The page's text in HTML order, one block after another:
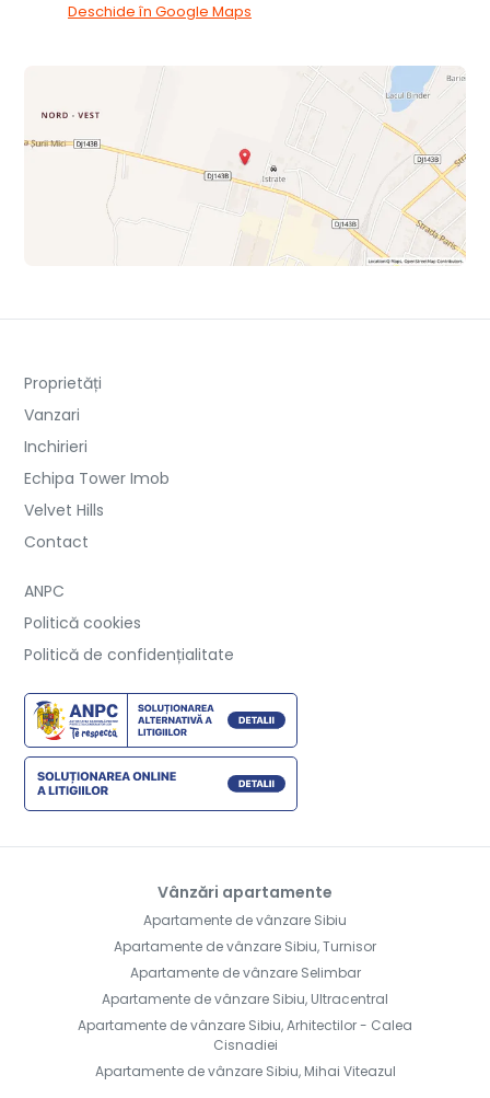
Deschide în Google Maps
Proprietăți
Vanzari
Inchirieri
Echipa Tower Imob
Velvet Hills
Contact
ANPC
Politică cookies
Politică de confidențialitate
Vânzări apartamente
Apartamente de vânzare Sibiu
Apartamente de vânzare Sibiu, Turnisor
Apartamente de vânzare Selimbar
Apartamente de vânzare Sibiu, Ultracentral
Apartamente de vânzare Sibiu, Arhitectilor - Calea
Cisnadiei
Apartamente de vânzare Sibiu, Mihai Viteazul